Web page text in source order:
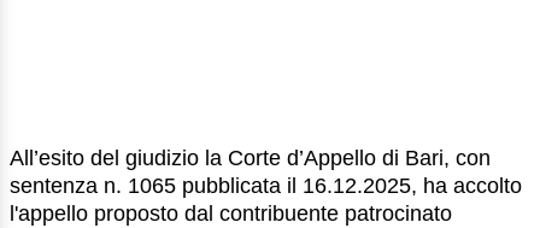
All’esito del giudizio la Corte d’Appello di Bari, con
sentenza n. 1065 pubblicata il 16.12.2025, ha accolto
l'appello proposto dal contribuente patrocinato